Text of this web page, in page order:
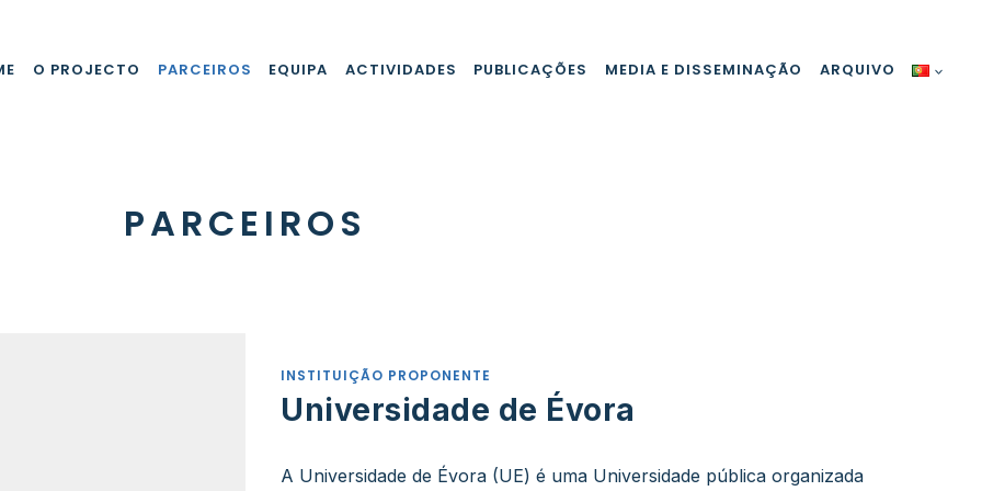
O PROJECTO PARCEIROS EQUIPA ACTIVIDADES PUBLICAÇÕES MEDIA E DISSEMINAÇÃO ARQUIVO
PARCEIROS
INSTITUIÇÃO PROPONENTE
Universidade de Évora
A Universidade de Évora (UE) é uma Universidade pública organizada